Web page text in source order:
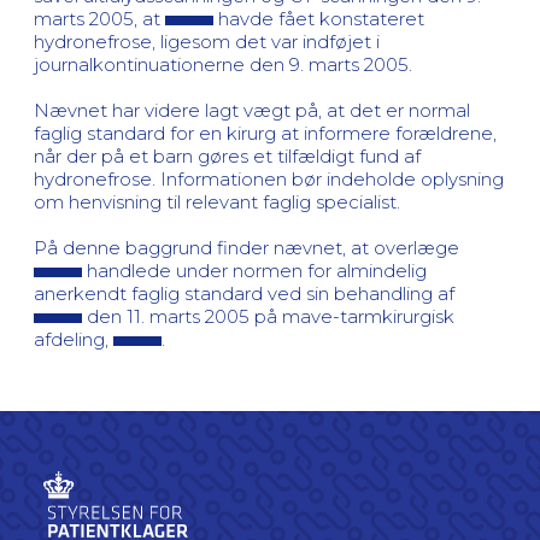
marts 2005, at
havde fået konstateret
hydronefrose, ligesom det var indføjet i
journalkontinuationerne den 9. marts 2005.
Nævnet har videre lagt vægt på, at det er normal
faglig standard for en kirurg at informere forældrene,
når der på et barn gøres et tilfældigt fund af
hydronefrose. Informationen bør indeholde oplysning
om henvisning til relevant faglig specialist.
På denne baggrund finder nævnet, at overlæge
handlede under normen for almindelig
anerkendt faglig standard ved sin behandling af
den 11. marts 2005 på mave-tarmkirurgisk
afdeling,